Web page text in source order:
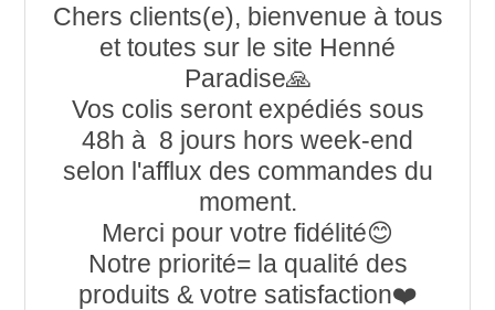
Chers clients(e), bienvenue à tous
et toutes sur le site Henné
Paradise🙏
Vos colis seront expédiés sous
48h à 8 jours hors week-end
selon l'afflux des commandes du
moment.
Merci pour votre fidélité😊
Notre priorité= la qualité des
produits & votre satisfaction❤️